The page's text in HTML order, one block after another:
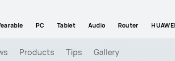
PC Tablet Audio Router
Products Tips Gallery